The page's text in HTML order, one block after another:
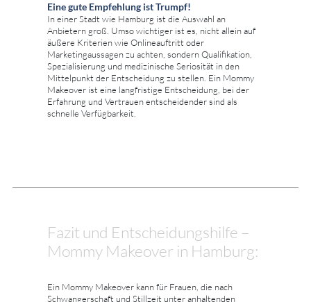
Eine gute Empfehlung ist Trumpf!
In einer Stadt wie Hamburg ist die Auswahl an
Anbietern groß. Umso wichtiger ist es, nicht allein auf
äußere Kriterien wie Onlineauftritt oder
Marketingaussagen zu achten, sondern Qualifikation,
Spezialisierung und medizinische Seriosität in den
Mittelpunkt der Entscheidung zu stellen. Ein Mommy
Makeover ist eine langfristige Entscheidung, bei der
Erfahrung und Vertrauen entscheidender sind als
schnelle Verfügbarkeit.
Fazit und Entscheidungshilfe –
Mommy Makeover in Hamburg:
Ein Mommy Makeover kann für Frauen, die nach
Schwangerschaft und Stillzeit unter anhaltenden